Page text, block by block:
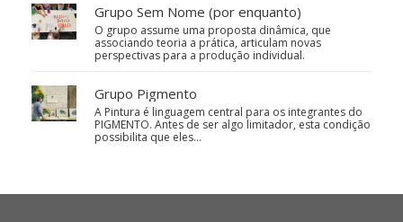
Grupo Sem Nome (por enquanto)
O grupo assume uma proposta dinâmica, que
associando teoria a prática, articulam novas
perspectivas para a produção individual.
Grupo Pigmento
A Pintura é linguagem central para os integrantes do
PIGMENTO. Antes de ser algo limitador, esta condição
possibilita que eles…